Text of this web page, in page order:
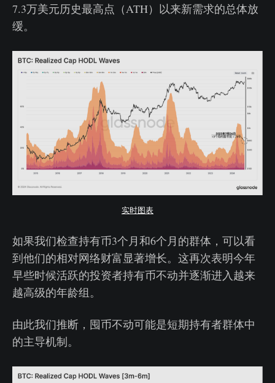
7.3万美元历史最高点（ATH）以来新需求的总体放
缓。
实时图表
如果我们检查持有币3个月和6个月的群体，可以看
到他们的相对网络财富显著增长。这再次表明今年
早些时候活跃的投资者持有币不动并逐渐进入越来
越高级的年龄组。
由此我们推断，囤币不动可能是短期持有者群体中
的主导机制。